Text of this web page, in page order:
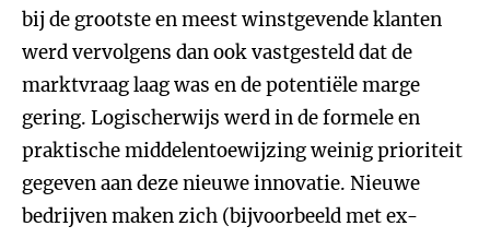
bij de grootste en meest winstgevende klanten
werd vervolgens dan ook vastgesteld dat de
marktvraag laag was en de potentiële marge
gering. Logischerwijs werd in de formele en
praktische middelentoewijzing weinig prioriteit
gegeven aan deze nieuwe innovatie. Nieuwe
bedrijven maken zich (bijvoorbeeld met ex-